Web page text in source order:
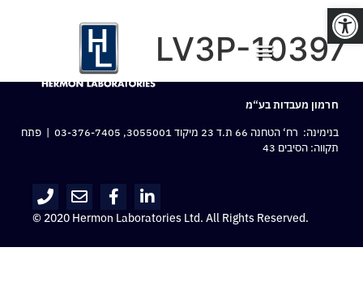
פתח סרגל נגישות
LV3P-10397
חרמון מעבדות בע“מ
בנימינה: רח‘ הטחנה 66 ת.ד 23 מיקוד 3055001,
03-376-7405 | פתח
תקווה: הסיבים 43
© 2020 Hermon Laboratories Ltd. All Rights Reserved.